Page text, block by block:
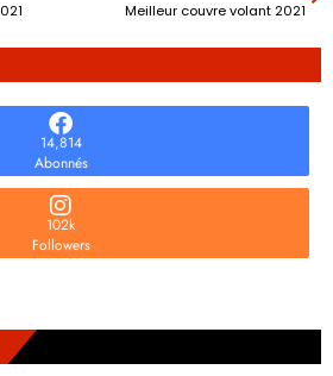
Meilleur couvre volant 2021
14,814
Abonnés
102k
Followers